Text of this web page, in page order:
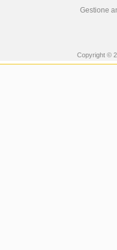
Gestione
Copyright ©